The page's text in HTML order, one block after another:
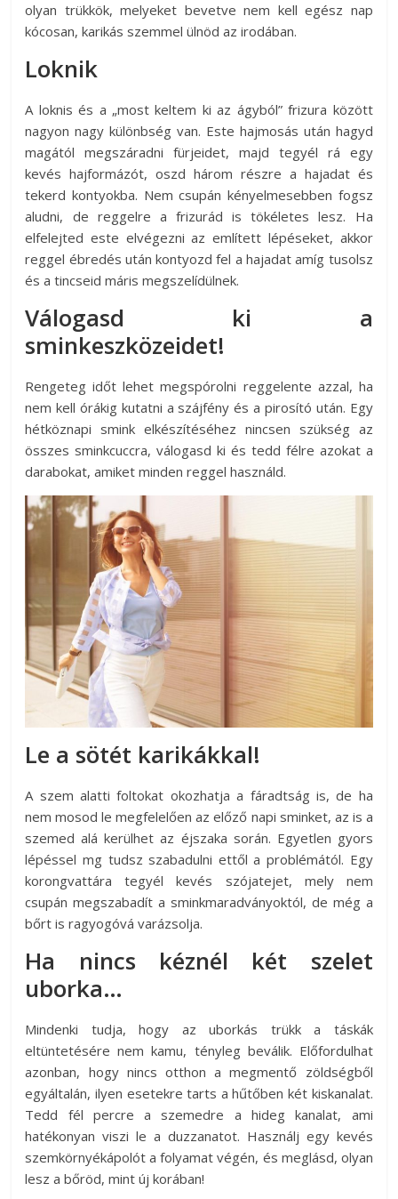
olyan trükkök, melyeket bevetve nem kell egész nap
kócosan, karikás szemmel ülnöd az irodában.
Loknik
A loknis és a „most keltem ki az ágyból” frizura között
nagyon nagy különbség van. Este hajmosás után hagyd
magától megszáradni fürjeidet, majd tegyél rá egy
kevés hajformázót, oszd három részre a hajadat és
tekerd kontyokba. Nem csupán kényelmesebben fogsz
aludni, de reggelre a frizurád is tökéletes lesz. Ha
elfelejted este elvégezni az említett lépéseket, akkor
reggel ébredés után kontyozd fel a hajadat amíg tusolsz
és a tincseid máris megszelídülnek.
Válogasd ki a
sminkeszközeidet!
Rengeteg időt lehet megspórolni reggelente azzal, ha
nem kell órákig kutatni a szájfény és a pirosító után. Egy
hétköznapi smink elkészítéséhez nincsen szükség az
összes sminkcuccra, válogasd ki és tedd félre azokat a
darabokat, amiket minden reggel használd.
Le a sötét karikákkal!
A szem alatti foltokat okozhatja a fáradtság is, de ha
nem mosod le megfelelően az előző napi sminket, az is a
szemed alá kerülhet az éjszaka során. Egyetlen gyors
lépéssel mg tudsz szabadulni ettől a problémától. Egy
korongvattára tegyél kevés szójatejet, mely nem
csupán megszabadít a sminkmaradványoktól, de még a
bőrt is ragyogóvá varázsolja.
Ha nincs kéznél két szelet
uborka…
Mindenki tudja, hogy az uborkás trükk a táskák
eltüntetésére nem kamu, tényleg beválik. Előfordulhat
azonban, hogy nincs otthon a megmentő zöldségből
egyáltalán, ilyen esetekre tarts a hűtőben két kiskanalat.
Tedd fél percre a szemedre a hideg kanalat, ami
hatékonyan viszi le a duzzanatot. Használj egy kevés
szemkörnyékápolót a folyamat végén, és meglásd, olyan
lesz a bőröd, mint új korában!